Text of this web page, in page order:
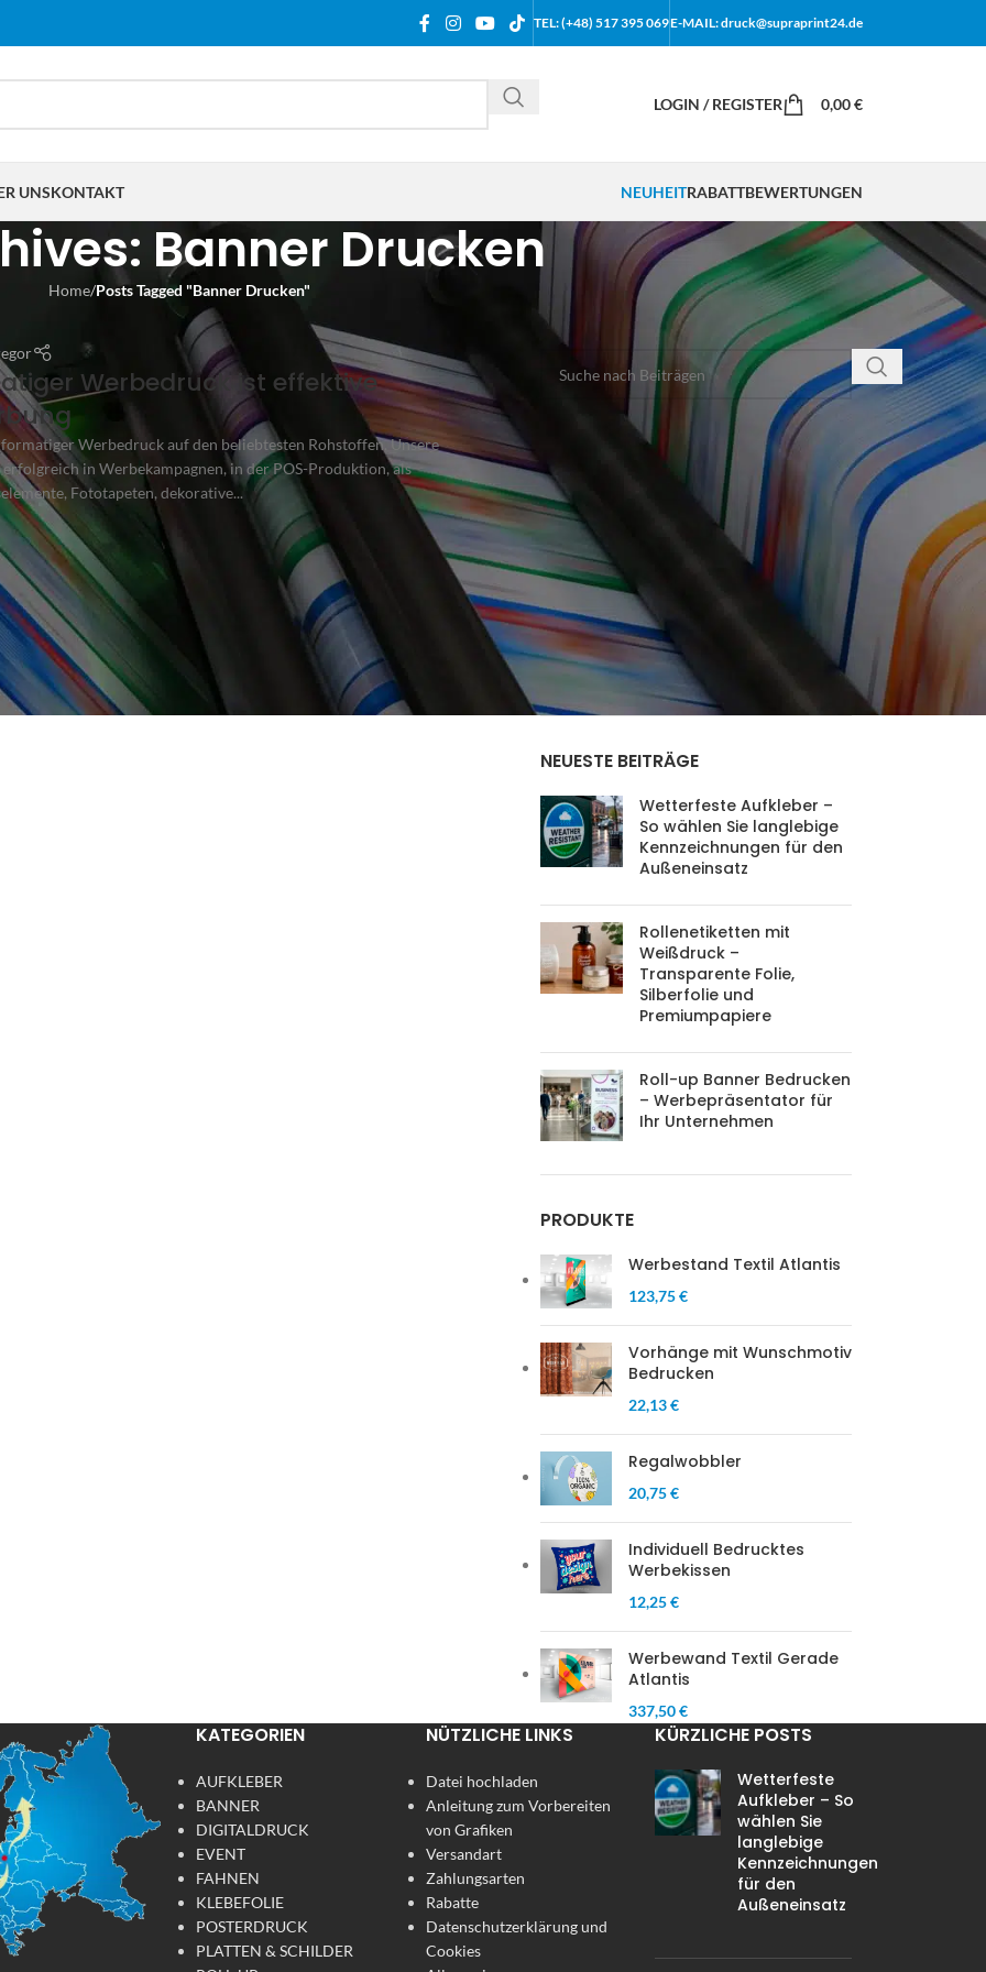
TEL: (+48) 517 395 069E-MAIL: druck@supraprint24.de
LOGIN / REGISTER 0,00€
UNSKONTAKT NEUHEITRABATTBEWERTUNGEN
Banner Drucken
Home/Posts Tagged "Banner Drucken"
Werbedruck ist effektive
Werbedruck auf den beliebtesten Rohstoffen. Unsere
in Werbekampagnen, in der POS-Produktion, als
Fototapeten, dekorative...
IM BLOG SUCHEN
KATEGORIEN
AUSSENWERBUNG
DIGITAL DRUCKEREI
DRUCKTECHNOLOGIEN
EVENTWERBUNG
NÜTZLICHE TIPPS
WERBEGEGENSTÄNDE
WERBESYSTEME
NEUESTE BEITRÄGE
Wetterfeste Aufkleber –
So wählen Sie langlebige
Kennzeichnungen für den
Außeneinsatz
Rollenetiketten mit
Weißdruck –
Transparente Folie,
Silberfolie und
Premiumpapiere
Roll-up Banner Bedrucken
– Werbepräsentator für
Ihr Unternehmen
PRODUKTE
Werbestand Textil Atlantis
123,75 €
Vorhänge mit Wunschmotiv
Bedrucken
22,13 €
Regalwobbler
20,75 €
Individuell Bedrucktes
Werbekissen
12,25 €
Werbewand Textil Gerade
Atlantis
337,50 €
KATEGORIEN
AUFKLEBER
BANNER
DIGITALDRUCK
EVENT
FAHNEN
KLEBEFOLIE
POSTERDRUCK
PLATTEN & SCHILDER
NÜTZLICHE LINKS
Datei hochladen
Anleitung zum Vorbereiten
von Grafiken
Versandart
Zahlungsarten
Rabatte
Datenschutzerklärung und
Cookies
KÜRZLICHE POSTS
Wetterfeste
Aufkleber – So
wählen Sie
langlebige
Kennzeichnungen
für den
Außeneinsatz